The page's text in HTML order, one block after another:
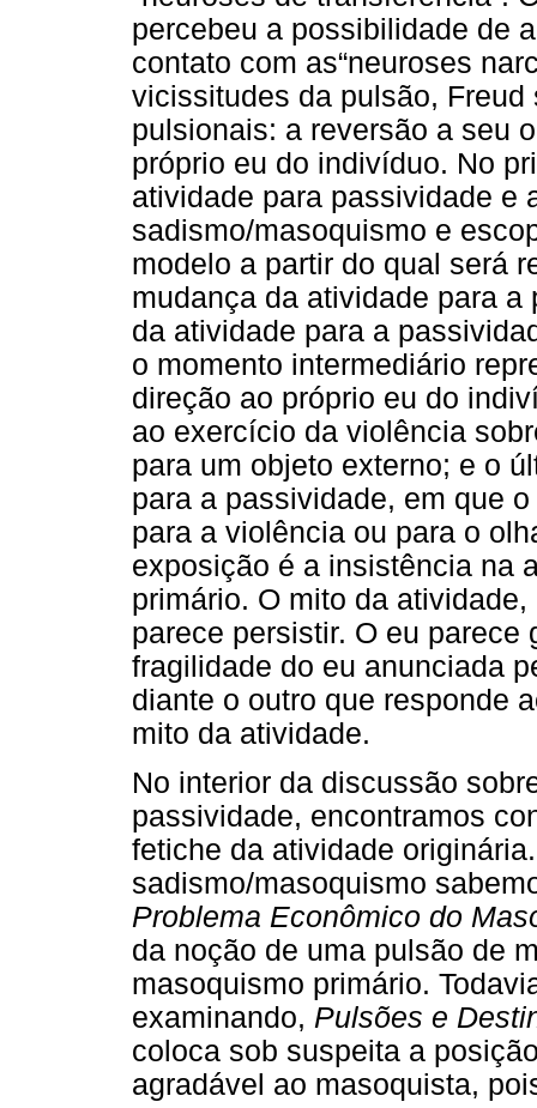
percebeu a possibilidade de
contato com as“neuroses
vicissitudes da pulsão,
pulsionais: a reversão a seu
próprio eu do indivíduo. No
atividade para passividade e
sadismo/masoquismo e
modelo a partir do qual será
mudança da atividade para
da atividade para a
o momento intermediário
direção ao próprio eu do
ao exercício da violência
para um objeto externo; e o
para a passividade, em que
para a violência ou para o
exposição é a insistência na
primário. O mito da
parece persistir. O eu parece
fragilidade do eu anunciada
diante o outro que responde
mito da atividade.
No interior da discussão
passividade, encontramos
fetiche da atividade
sadismo/masoquismo
Problema Econômico do
da noção de uma pulsão de
masoquismo primário.
examinando, Pulsões e
coloca sob suspeita a
agradável ao masoquista,